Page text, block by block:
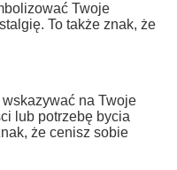
Twoje
To także znak, że
na Twoje
lub potrzebę bycia
że cenisz sobie